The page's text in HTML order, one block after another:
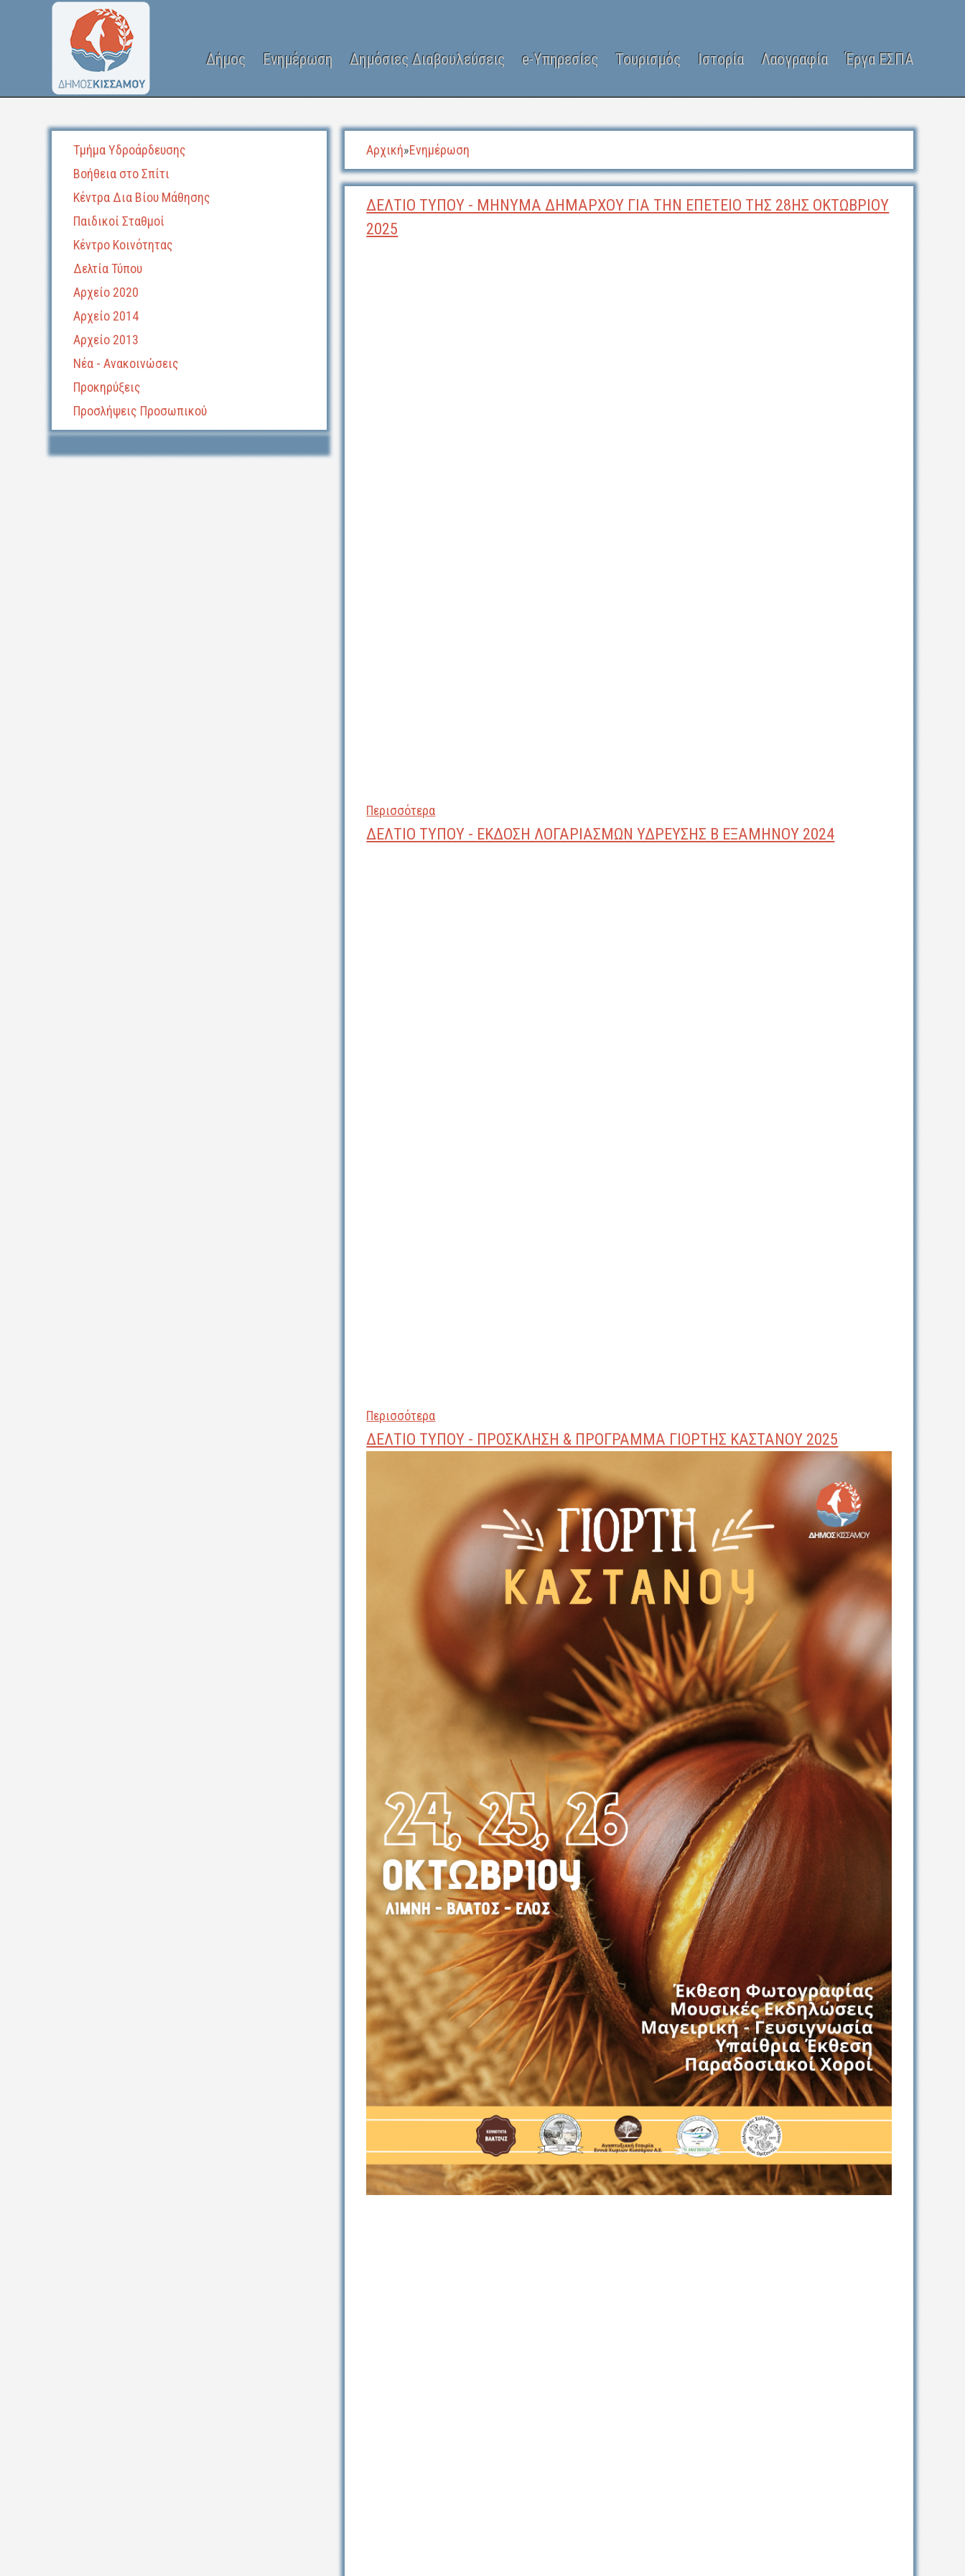
Δήμος Ενημέρωση Δημόσιες Διαβουλεύσεις e-Υπηρεσίες Τουρισμός Ιστορία Λαογραφία Έργα ΕΣΠΑ
Τμήμα Υδροάρδευσης
Βοήθεια στο Σπίτι
Κέντρα Δια Βίου Μάθησης
Παιδικοί Σταθμοί
Κέντρο Κοινότητας
Δελτία Τύπου
Αρχείο 2020
Αρχείο 2014
Αρχείο 2013
Νέα - Ανακοινώσεις
Προκηρύξεις
Προσλήψεις Προσωπικού
Αρχική»Ενημέρωση
ΔΕΛΤΙΟ ΤΥΠΟΥ - ΜΗΝΥΜΑ ΔΗΜΑΡΧΟΥ ΓΙΑ ΤΗΝ ΕΠΕΤΕΙΟ ΤΗΣ 28ΗΣ ΟΚΤΩΒΡΙΟΥ
2025
Περισσότερα
ΔΕΛΤΙΟ ΤΥΠΟΥ - ΕΚΔΟΣΗ ΛΟΓΑΡΙΑΣΜΩΝ ΥΔΡΕΥΣΗΣ Β ΕΞΑΜΗΝΟΥ 2024
Περισσότερα
ΔΕΛΤΙΟ ΤΥΠΟΥ - ΠΡΟΣΚΛΗΣΗ & ΠΡΟΓΡΑΜΜΑ ΓΙΟΡΤΗΣ ΚΑΣΤΑΝΟΥ 2025